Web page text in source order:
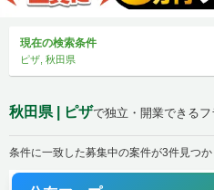
現在の検索条件
ピザ, 秋田県
秋田県 | ピザで独立・開業できる
条件に一致した募集中の案件が3件見つか